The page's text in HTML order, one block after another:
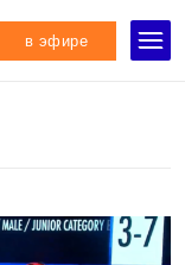
в эфире